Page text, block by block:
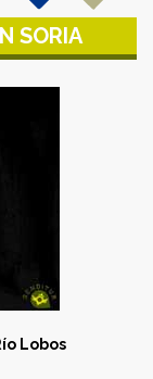
SORIA
Lobos